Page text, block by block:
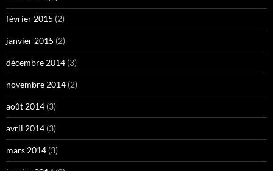
février 2015 (2)
janvier 2015 (2)
décembre 2014 (3)
novembre 2014 (2)
août 2014 (3)
avril 2014 (3)
mars 2014 (3)